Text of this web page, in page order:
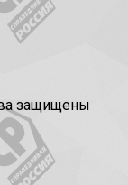
защищены